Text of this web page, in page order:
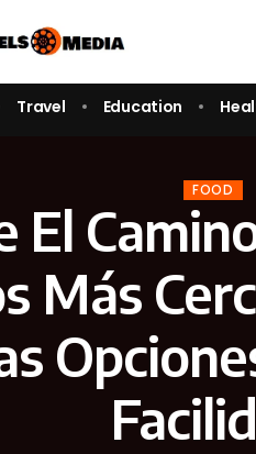
Travel Education
FOOD
El
Más